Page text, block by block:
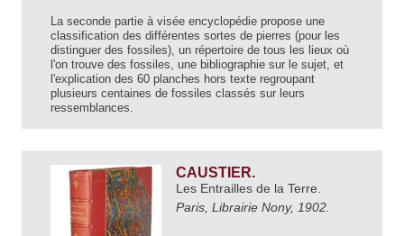
La seconde partie à visée encyclopédie propose une
classification des différentes sortes de pierres (pour les
distinguer des fossiles), un répertoire de tous les lieux où
l'on trouve des fossiles, une bibliographie sur le sujet, et
l'explication des 60 planches hors texte regroupant
plusieurs centaines de fossiles classés sur leurs
ressemblances.
CAUSTIER.
Les Entrailles de la Terre.
Paris, Librairie Nony, 1902.